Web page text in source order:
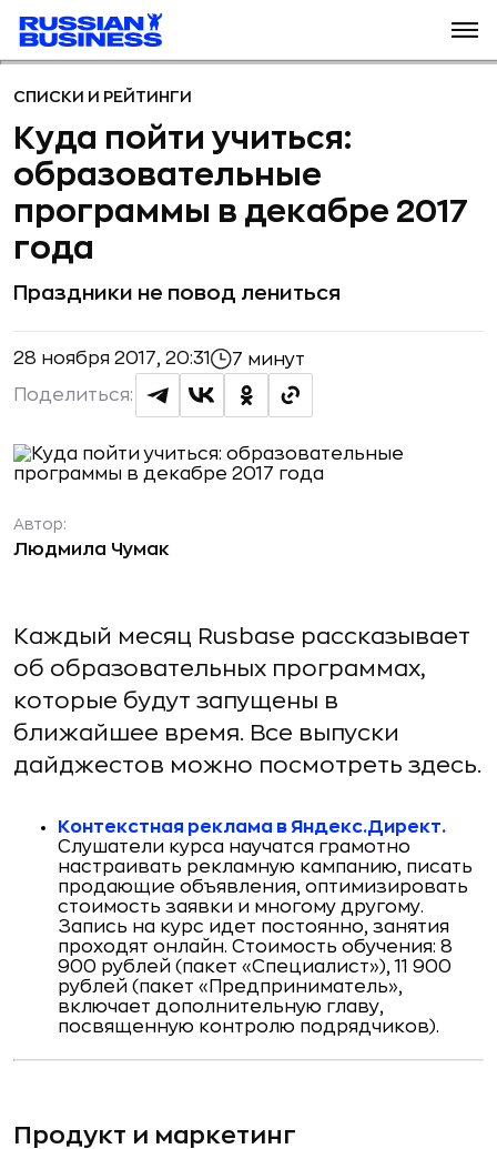
СПИСКИ И РЕЙТИНГИ
Куда пойти учиться:
образовательные
программы в декабре 2017
года
Праздники не повод лениться
28 ноября 2017, 20:31 7 минут
Поделиться:
Автор:
Людмила Чумак
Каждый месяц Rusbase рассказывает
об образовательных программах,
которые будут запущены в
ближайшее время. Все выпуски
дайджестов можно посмотреть здесь.
Контекстная реклама в Яндекс.Директ.
Слушатели курса научатся грамотно
настраивать рекламную кампанию, писать
продающие объявления, оптимизировать
стоимость заявки и многому другому.
Запись на курс идет постоянно, занятия
проходят онлайн. Стоимость обучения: 8
900 рублей (пакет «Специалист»), 11 900
рублей (пакет «Предприниматель»,
включает дополнительную главу,
посвященную контролю подрядчиков).
Продукт и маркетинг